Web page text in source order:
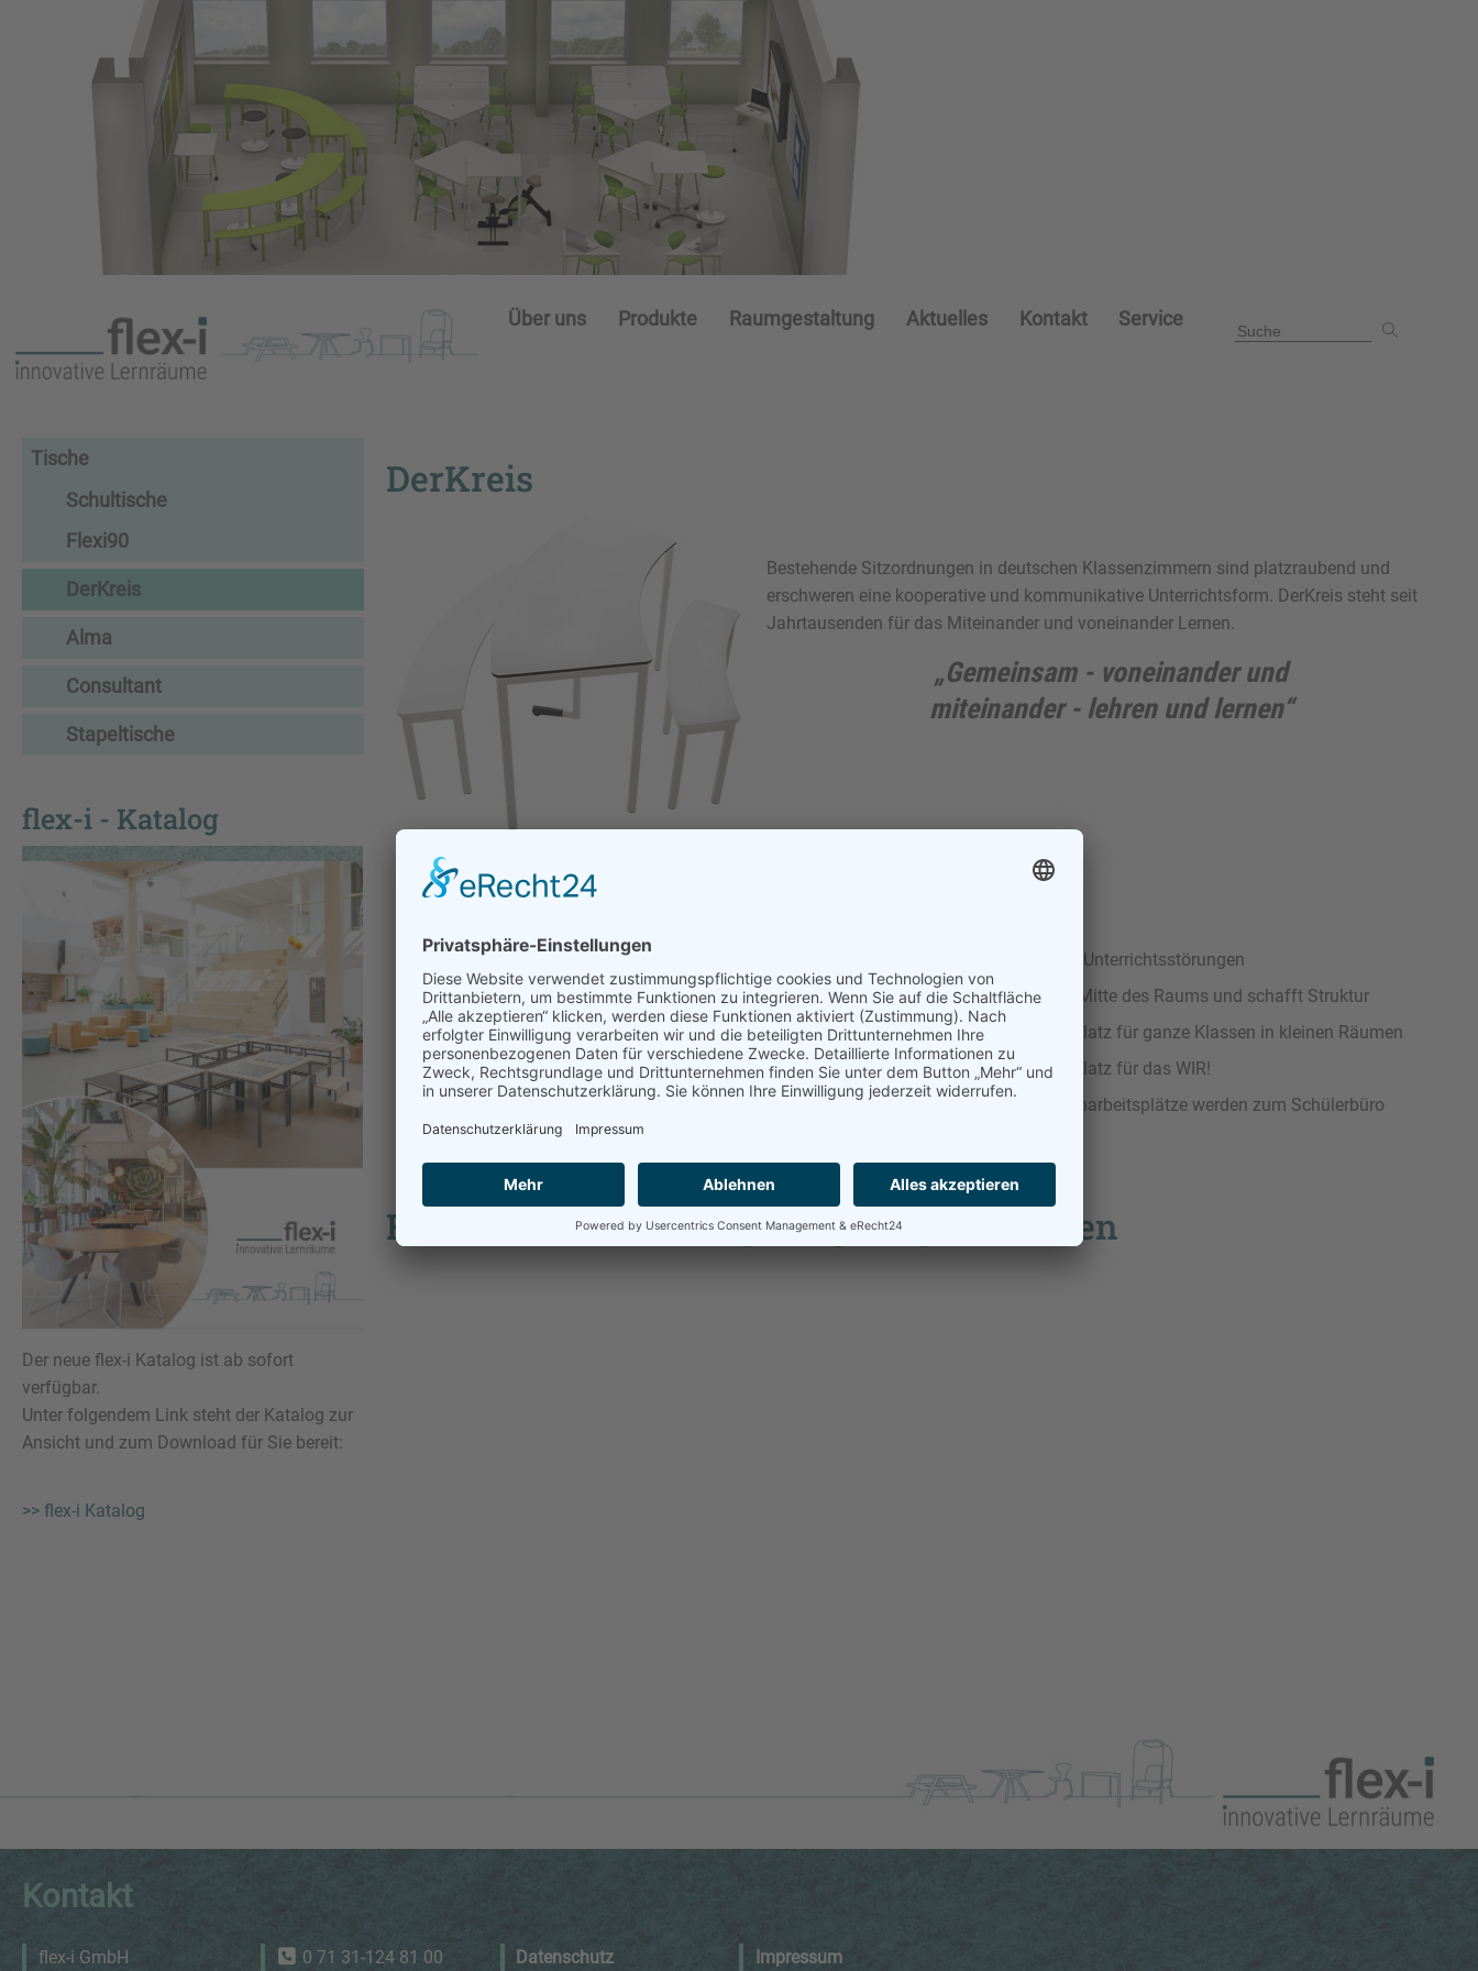
Über uns Produkte Raumgestaltung Aktuelles Kontakt Service
Tische
Schultische
Flexi90
DerKreis
Alma
Consultant
Stapeltische
flex-i - Katalog
Der neue flex-i Katalog ist ab sofort
verfügbar.
Unter folgendem Link steht der Katalog zur
Ansicht und zum Download für Sie bereit:
>> flex-i Katalog
DerKreis
Bestehende Sitzordnungen in deutschen Klassenzimmern sind platzraubend und
erschweren eine kooperative und kommunikative Unterrichtsform. DerKreis steht seit
Jahrtausenden für das Miteinander und voneinander Lernen.
„Gemeinsam - voneinander und
miteinander - lehren und lernen“
DerKreis ermöglicht gemeinsamen, kooperativen Unterricht
DerKreis fördert die Kommunikation aller am Unterricht
Beteiligten
DerKreis schafft Platz im Raum
DerKreis unterstützt den Wechsel unterschiedlicher Sozial-
und Organisationsformen
DerKreis reduziert Unterrichtsstörungen
DerKreis wird zur Mitte des Raums und schafft Struktur
DerKreis schafft Platz für ganze Klassen in kleinen Räumen
DerKreis schafft Platz für das WIR!
Zusätzliche Außenarbeitsplätze werden zum Schülerbüro
Flexibilität wird hier ganz groß geschrieben
Kontakt
flex-i GmbH 0 71 31-124 81 00 Datenschutz Impressum